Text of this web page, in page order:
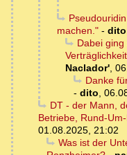
machen." - dito
Dabei
Naclador',
Danke
- dito,
DT - der Mann,
Betriebe, Rund-
01.08.2025, 21:02
Was ist der